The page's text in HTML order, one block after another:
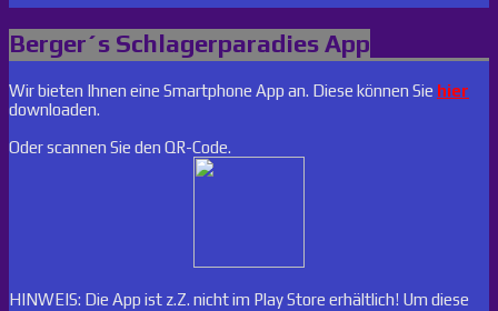
Berger´s Schlagerparadies App
Wir bieten Ihnen eine Smartphone App an. Diese können Sie hier
downloaden.
Oder scannen Sie den QR-Code.
HINWEIS: Die App ist z.Z. nicht im Play Store erhältlich! Um diese